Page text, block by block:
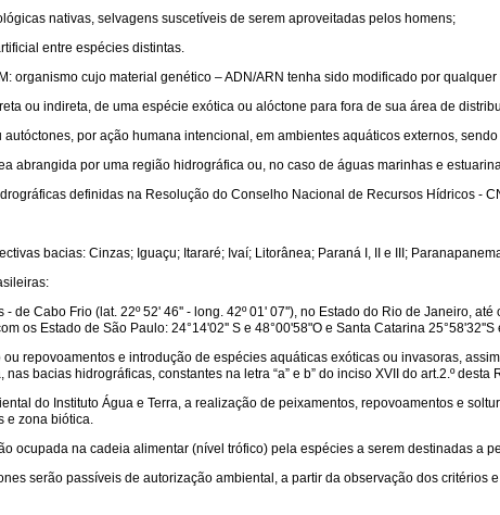
nativas, selvagens suscetíveis de serem aproveitadas pelos homens;
entre espécies distintas.
organismo cujo material genético – ADN/ARN tenha sido modificado por
ou indireta, de uma espécie exótica ou alóctone para fora de sua área de
por ação humana intencional, em ambientes aquáticos externos,
abrangida por uma região hidrográfica ou, no caso de águas marinhas e
definidas na Resolução do Conselho Nacional de Recursos Hídricos -
bacias: Cinzas; Iguaçu; Itararé; Ivaí; Litorânea; Paraná I, II e III;
de Cabo Frio (lat. 22º 52' 46'' - long. 42º 01' 07''), no Estado do Rio de Janeiro,
os Estado de São Paulo: 24°14'02'' S e 48°00'58"O e Santa Catarina 25°58'32''S
repovoamentos e introdução de espécies aquáticas exóticas ou invasoras,
bacias hidrográficas, constantes na letra “a” e b” do inciso XVII do art.2.º desta
do Instituto Água e Terra, a realização de peixamentos, repovoamentos e
e zona biótica.
ocupada na cadeia alimentar (nível trófico) pela espécies a serem destinadas a
serão passíveis de autorização ambiental, a partir da observação dos